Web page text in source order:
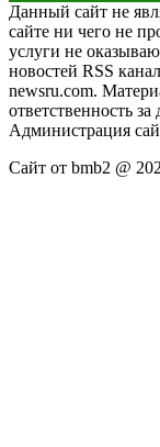
Данный сайт не
сайте ни чего не
услуги не
новостей RSS
newsru.com.
ответственность
Администрация
Сайт от bmb2 @